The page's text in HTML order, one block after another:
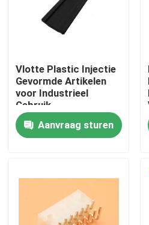
Kwaliteitscontrole
Contacteer ons
Nieuws
de producten van het
Het plastic Injectie Vormen
Vlotte Plastic Injectie
Gevormde Artikelen
voor Industrieel
Gebruik
Aanvraag sturen